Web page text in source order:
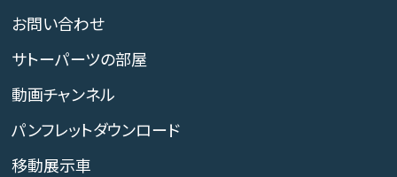
お問い合わせ
サトーパーツの部屋
動画チャンネル
パンフレットダウンロード
移動展示車